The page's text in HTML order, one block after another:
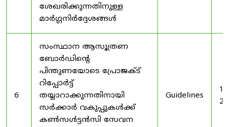
ശേഖരിക്കുന്നതിനുള്ള
മാർഗ്ഗനിർദ്ദേശങ്ങൾ
6
സംസ്ഥാന ആസൂത്രണ
ബോർഡിൻ്റെ
പിന്തുണയോടെ പ്രോജക്ട്
റിപ്പോർട്ട്
തയ്യാറാക്കുന്നതിനായി
സർക്കാർ വകുപ്പുകൾക്ക്
കൺസൾട്ടൻസി സേവന
Guidelines